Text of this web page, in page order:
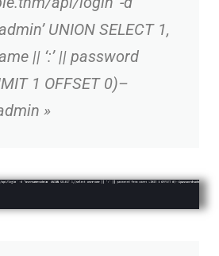
UNION SELECT 1,
|| ‘:’ || password
1 OFFSET 0)–
»